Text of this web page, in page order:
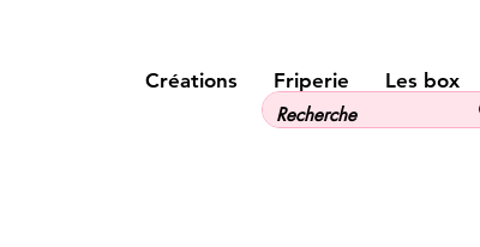
Créations Friperie Les box